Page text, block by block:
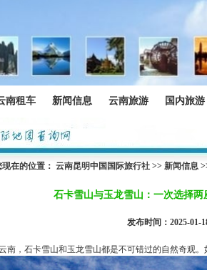
南租车 新闻信息 云南旅游 国内旅游
在的位置： 云南昆明中国国际旅行社>> 新闻信息
石卡雪山与玉龙雪山：一次选择
发布时间：2025-
南，石卡雪山和玉龙雪山都是不可错过的自然奇观